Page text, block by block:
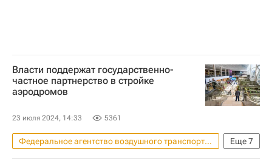
Власти поддержат государственно-
частное партнерство в стройке
аэродромов
23 июля 2024, 14:33 5361
Еще7
Федеральное агентство воздушного транспорта (Росавиация)
Новосибирск
Россия